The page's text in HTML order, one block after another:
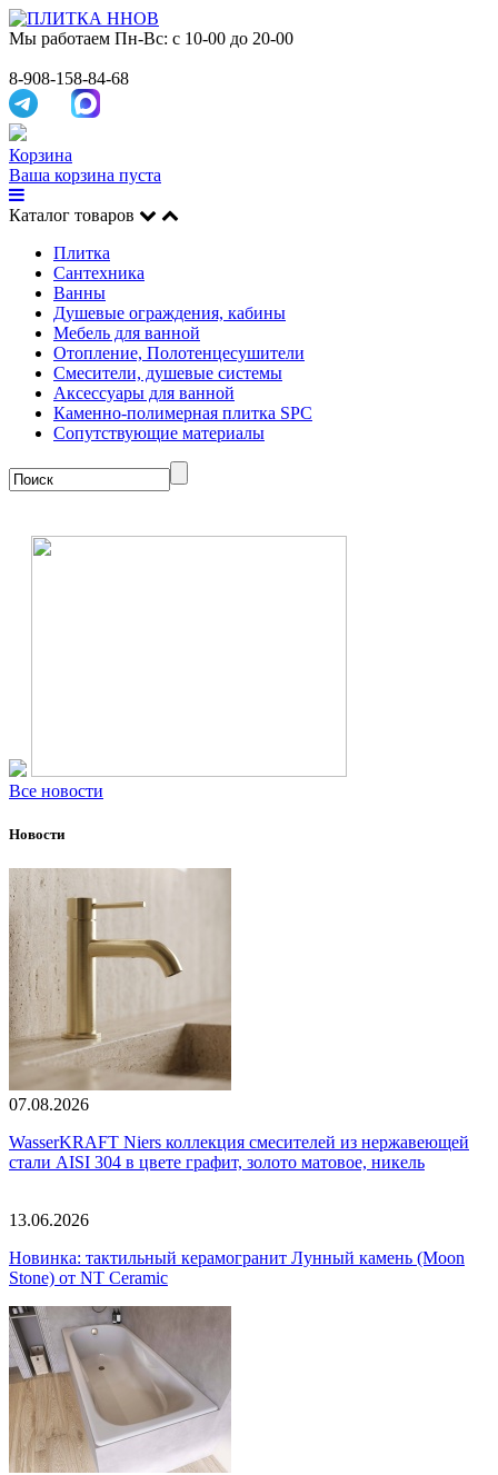
Мы работаем Пн-Вс: с 10-00 до 20-00
8-908-158-84-68
Корзина
Ваша корзина пуста
Каталог товаров
Плитка
Сантехника
Ванны
Душевые ограждения, кабины
Мебель для ванной
Отопление, Полотенцесушители
Смесители, душевые системы
Аксессуары для ванной
Каменно-полимерная плитка SPC
Сопутствующие материалы
Все новости
Новости
07.08.2026
WasserKRAFT Niers коллекция смесителей из нержавеющей
стали AISI 304 в цвете графит, золото матовое, никель
13.06.2026
Новинка: тактильный керамогранит Лунный камень (Moon
Stone) от NT Ceramic